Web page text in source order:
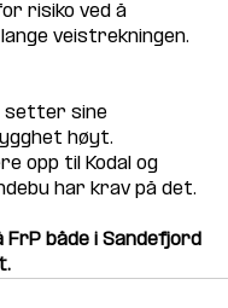
risiko ved å
veistrekningen.
setter sine
høyt.
opp til Kodal og
har krav på det.
både i Sandefjord